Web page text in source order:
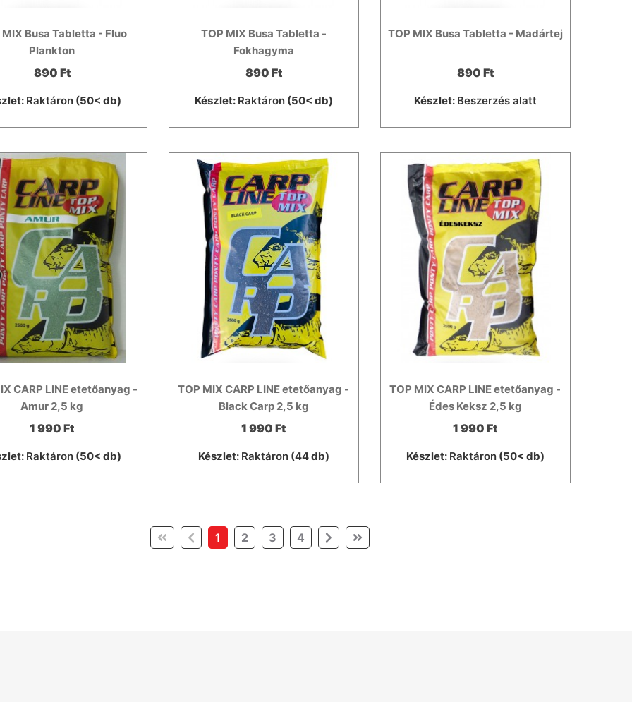
MIX Busa Tabletta - Fluo
Plankton
890 Ft
Raktáron(50< db)
TOP MIX Busa Tabletta -
Fokhagyma
890 Ft
Készlet: Raktáron(50< db)
TOP MIX Busa Tabletta - Madártej
890 Ft
Készlet: Beszerzés alatt
CARP LINE etetőanyag -
Amur 2,5 kg
1 990 Ft
Raktáron(50< db)
TOP MIX CARP LINE etetőanyag -
Black Carp 2,5 kg
1 990 Ft
Készlet: Raktáron(44 db)
TOP MIX CARP LINE etetőanyag -
Édes Keksz 2,5 kg
1 990 Ft
Készlet: Raktáron(50< db)
1 (current)
2 3 4